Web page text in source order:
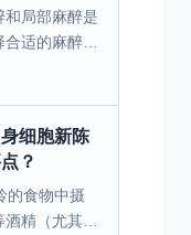
和局部麻醉是
适的麻醉方
。 一、全
细胞新陈
？
的食物中摄
精（尤其是